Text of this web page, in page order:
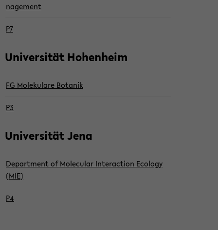
nage­ment
P7
Uni­ver­si­tät Ho­hen­heim
FG Mo­le­ku­la­re Bo­ta­nik
P3
Uni­ver­si­tät Jena
De­part­ment of Mole­cu­lar In­ter­ac­tion Eco­lo­gy
(MIE)
P4